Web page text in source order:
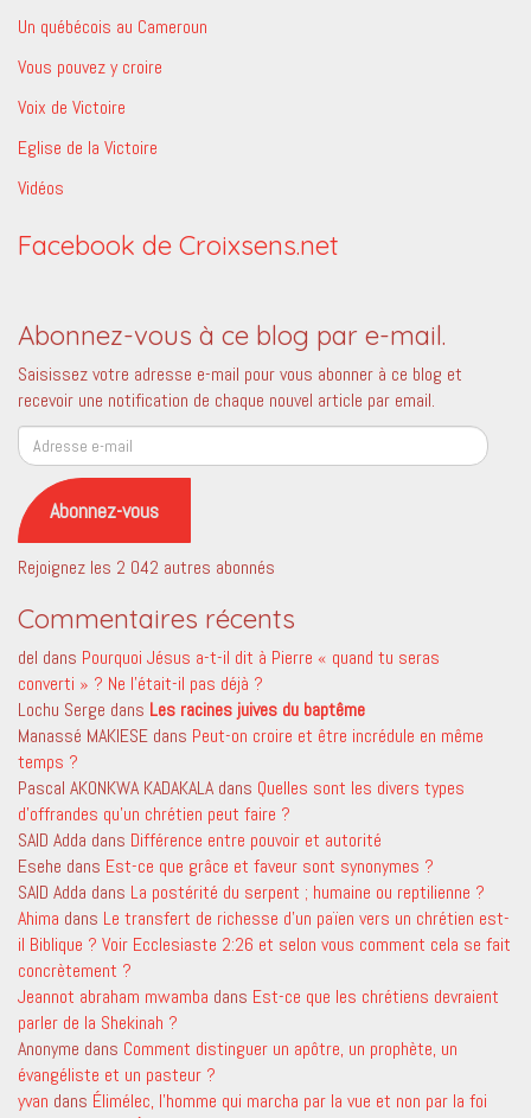
Un québécois au Cameroun
Vous pouvez y croire
Voix de Victoire
Eglise de la Victoire
Vidéos
Facebook de Croixsens.net
Abonnez-vous à ce blog par e-mail.
Saisissez votre adresse e-mail pour vous abonner à ce blog et
recevoir une notification de chaque nouvel article par email.
Adresse
e-
mail
Abonnez-vous
Rejoignez les 2 042 autres abonnés
Commentaires récents
del dans Pourquoi Jésus a-t-il dit à Pierre « quand tu seras
converti » ? Ne l’était-il pas déjà ?
Lochu Serge dans Les racines juives du baptême
Manassé MAKIESE dans Peut-on croire et être incrédule en même
temps ?
Pascal AKONKWA KADAKALA dans Quelles sont les divers types
d’offrandes qu’un chrétien peut faire ?
SAID Adda dans Différence entre pouvoir et autorité
Esehe dans Est-ce que grâce et faveur sont synonymes ?
SAID Adda dans La postérité du serpent ; humaine ou reptilienne ?
Ahima dans Le transfert de richesse d’un païen vers un chrétien est-
il Biblique ? Voir Ecclesiaste 2:26 et selon vous comment cela se fait
concrètement ?
Jeannot abraham mwamba dans Est-ce que les chrétiens devraient
parler de la Shekinah ?
Anonyme dans Comment distinguer un apôtre, un prophète, un
évangéliste et un pasteur ?
yvan dans Élimélec, l’homme qui marcha par la vue et non par la foi